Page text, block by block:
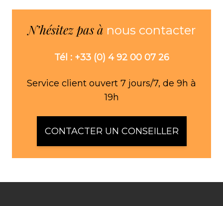
N’hésitez pas à nous contacter
Tél : +33 (0) 4 92 00 07 26
Service client ouvert 7 jours/7, de 9h à
19h
CONTACTER UN CONSEILLER